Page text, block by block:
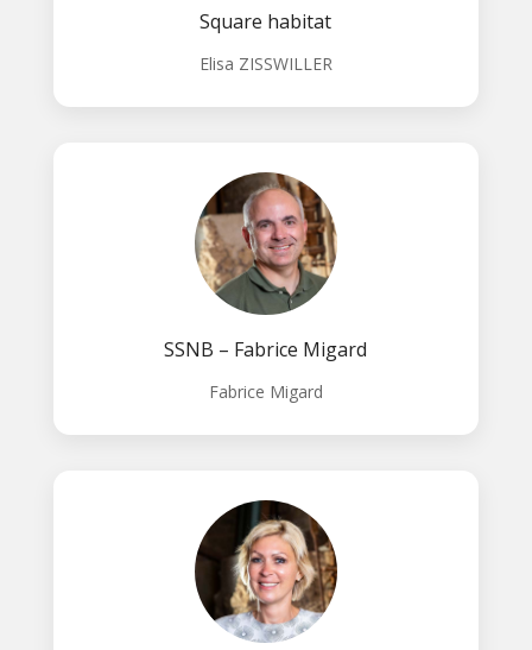
Square habitat
Elisa ZISSWILLER
SSNB – Fabrice Migard
Fabrice Migard